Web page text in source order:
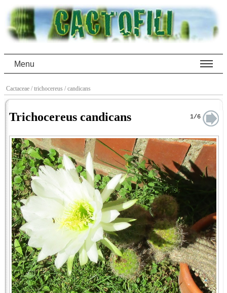
Menu
Cactaceae / trichocereus / candicans
Trichocereus candicans 1/6